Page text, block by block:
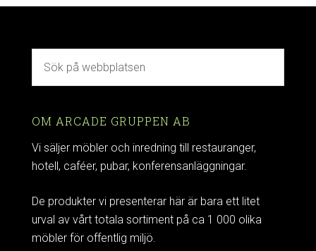
OM ARCADE GRUPPEN AB
Vi säljer möbler och inredning till restauranger,
hotell, caféer, pubar, konferensanläggningar.
De produkter vi presenterar här är bara ett litet
urval av vårt totala sortiment på ca 1 000 olika
möbler för offentlig miljö.